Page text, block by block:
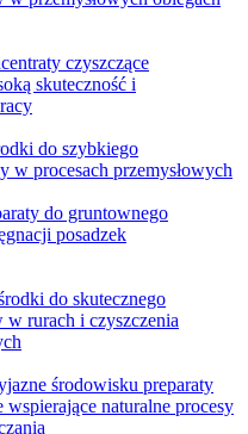
czyszczące
skuteczność i
do szybkiego
w procesach przemysłowych
do gruntownego
posadzek
do skutecznego
w rurach i czyszczenia
środowisku preparaty
naturalne procesy